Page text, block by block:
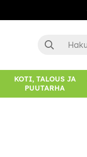
KOTI, TALOUS JA
PUUTARHA